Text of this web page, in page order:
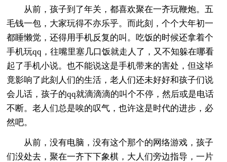
从前，孩子到了年关，都喜欢聚在一齐玩鞭炮。五
毛钱一包，大家玩得不亦乐乎。而此刻，个个大年初一
都睡懒觉，还得用手机反复的叫。吃饭的时候还拿着个
手机玩qq，往嘴里塞几口饭就走人了，又不知躲在哪看
起了手机小说。也不能说这是手机带来的害处，但这毕
竟影响了此刻人们的生活，老人们还未好好和孩子们说
会儿话，孩子的qq就滴滴滴的叫个不停，然后或是电话
不断。老人们总是唉的叹气，也许这是时代的进步，必
然吧。
从前，没有电脑，没有这个那个的网络游戏，孩子
们没处去，聚在一齐下下象棋，大人们旁边指导，一片